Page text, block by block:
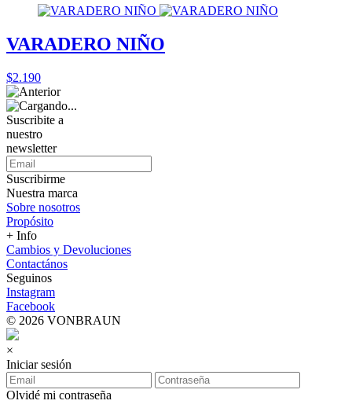
VARADERO NIÑO
$2.190
Suscribite a
nuestro
newsletter
Suscribirme
Nuestra marca
Sobre nosotros
Propósito
+ Info
Cambios y Devoluciones
Contactános
Seguinos
Instagram
Facebook
© 2026 VONBRAUN
×
Iniciar sesión
Olvidé mi contraseña